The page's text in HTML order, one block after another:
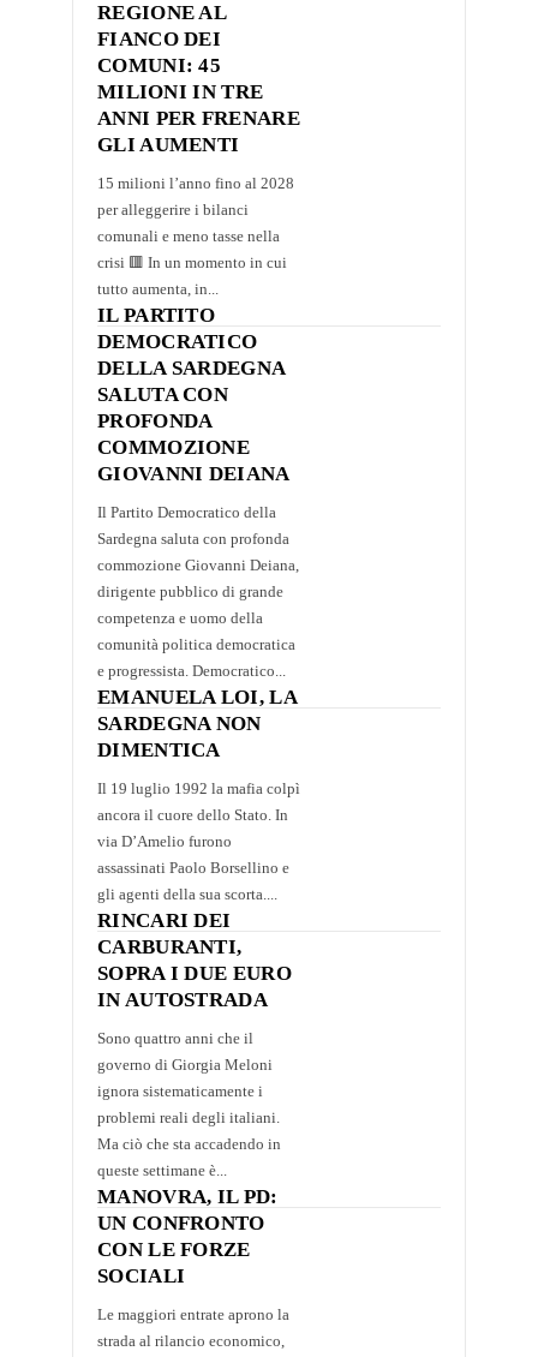
REGIONE AL
FIANCO DEI
COMUNI: 45
MILIONI IN TRE
ANNI PER FRENARE
GLI AUMENTI
15 milioni l’anno fino al 2028
per alleggerire i bilanci
comunali e meno tasse nella
crisi 🟥 In un momento in cui
tutto aumenta, in...
IL PARTITO
DEMOCRATICO
DELLA SARDEGNA
SALUTA CON
PROFONDA
COMMOZIONE
GIOVANNI DEIANA
Il Partito Democratico della
Sardegna saluta con profonda
commozione Giovanni Deiana,
dirigente pubblico di grande
competenza e uomo della
comunità politica democratica
e progressista. Democratico...
EMANUELA LOI, LA
SARDEGNA NON
DIMENTICA
Il 19 luglio 1992 la mafia colpì
ancora il cuore dello Stato. In
via D’Amelio furono
assassinati Paolo Borsellino e
gli agenti della sua scorta....
RINCARI DEI
CARBURANTI,
SOPRA I DUE EURO
IN AUTOSTRADA
Sono quattro anni che il
governo di Giorgia Meloni
ignora sistematicamente i
problemi reali degli italiani.
Ma ciò che sta accadendo in
queste settimane è...
MANOVRA, IL PD:
UN CONFRONTO
CON LE FORZE
SOCIALI
Le maggiori entrate aprono la
strada al rilancio economico,